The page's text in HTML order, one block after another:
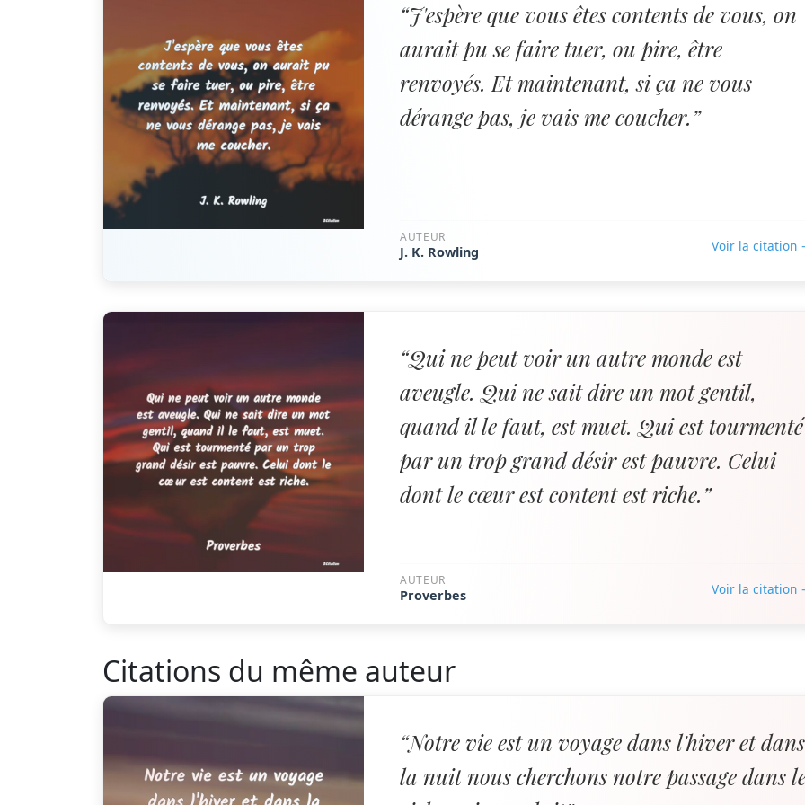
“J'espère que vous êtes contents de vous, on
aurait pu se faire tuer, ou pire, être
renvoyés. Et maintenant, si ça ne vous
dérange pas, je vais me coucher.”
AUTEUR
J. K. Rowling Voir la citation
“Qui ne peut voir un autre monde est
aveugle. Qui ne sait dire un mot gentil,
quand il le faut, est muet. Qui est tourmenté
par un trop grand désir est pauvre. Celui
dont le cœur est content est riche.”
AUTEUR
Proverbes Voir la citation
Citations du même auteur
“Notre vie est un voyage dans l'hiver et dans
la nuit nous cherchons notre passage dans